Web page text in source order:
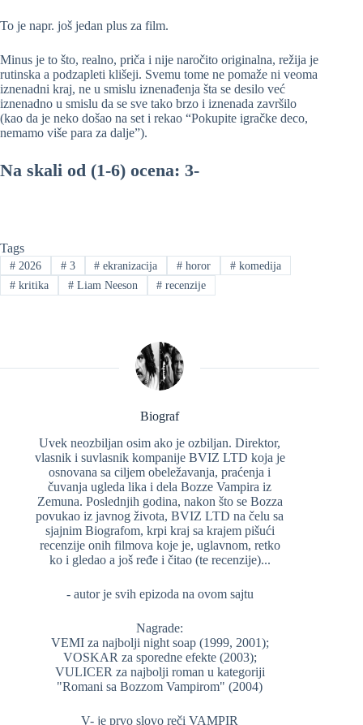
To je napr. još jedan plus za film.
Minus je to što, realno, priča i nije naročito originalna, režija je
rutinska a podzapleti klišeji. Svemu tome ne pomaže ni veoma
iznenadni kraj, ne u smislu iznenađenja šta se desilo već
iznenadno u smislu da se sve tako brzo i iznenada završilo
(kao da je neko došao na set i rekao “Pokupite igračke deco,
nemamo više para za dalje”).
Na skali od (1-6) ocena: 3-
Tags
#2026 #3 # ekranizacija # horor # komedija
#kritika #Liam Neeson # recenzije
Biograf
Uvek neozbiljan osim ako je ozbiljan. Direktor,
vlasnik i suvlasnik kompanije BVIZ LTD koja je
osnovana sa ciljem obeležavanja, praćenja i
čuvanja ugleda lika i dela Bozze Vampira iz
Zemuna. Poslednjih godina, nakon što se Bozza
povukao iz javnog života, BVIZ LTD na čelu sa
sjajnim Biografom, krpi kraj sa krajem pišući
recenzije onih filmova koje je, uglavnom, retko
ko i gledao a još ređe i čitao (te recenzije)...
- autor je svih epizoda na ovom sajtu
Nagrade:
VEMI za najbolji night soap (1999, 2001);
VOSKAR za sporedne efekte (2003);
VULICER za najbolji roman u kategoriji
"Romani sa Bozzom Vampirom" (2004)
V- je prvo slovo reči VAMPIR